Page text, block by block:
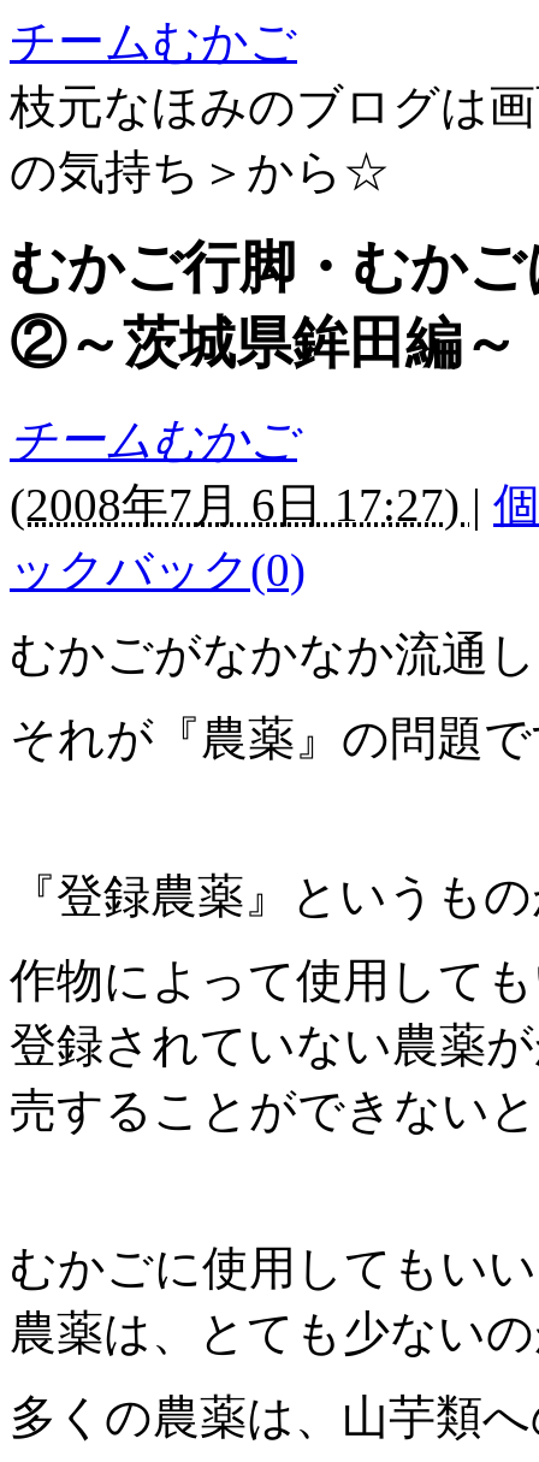
チームむかご
枝元なほみのブログは
の気持ち＞から☆
むかご行脚・むか
②～茨城県鉾田編～
チームむかご
(2008年7月 6日 17:27) |
ックバック(0)
むかごがなかなか流通
それが『農薬』の問題
『登録農薬』というも
作物によって使用して
登録されていない農薬
売することができない
むかごに使用してもい
農薬は、とても少ない
多くの農薬は、山芋類